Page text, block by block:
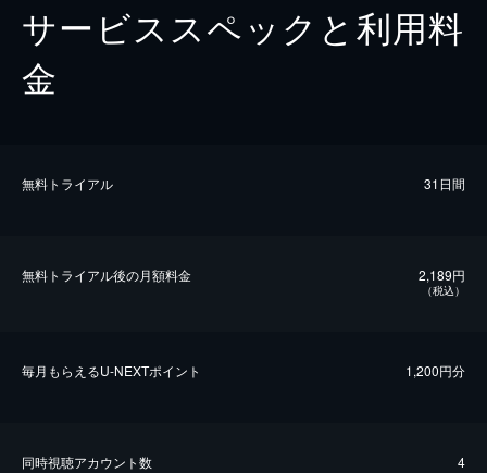
サービススペックと利用料
金
無料トライアル 31日間
無料トライアル後の⽉額料金 2,189円
（税込）
毎⽉もらえるU-NEXTポイント 1,200円分
同時視聴アカウント数 4